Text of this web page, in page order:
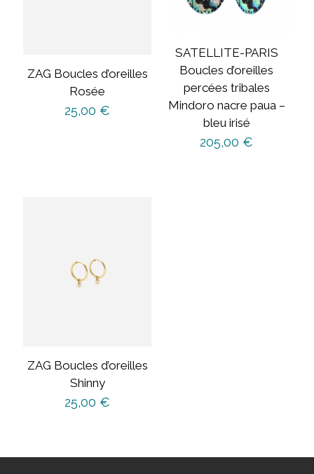
ZAG Boucles d’oreilles
Rosée
25,00 €
SATELLITE-PARIS
Boucles d’oreilles
percées tribales
Mindoro nacre paua –
bleu irisé
205,00 €
ZAG Boucles d’oreilles
Shinny
25,00 €